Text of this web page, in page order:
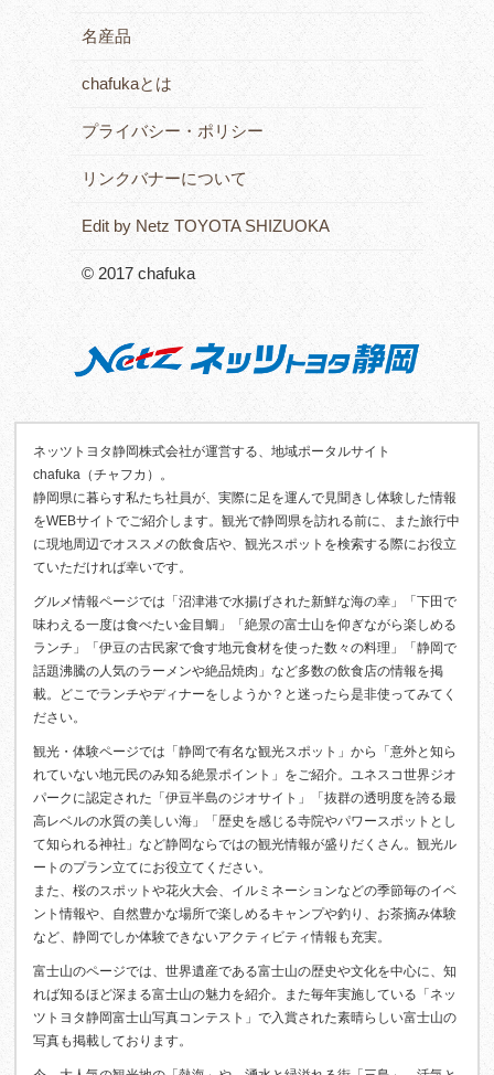
名産品
chafukaとは
プライバシー・ポリシー
リンクバナーについて
Edit by Netz TOYOTA SHIZUOKA
© 2017 chafuka
ネッツトヨタ静岡株式会社が運営する、地域ポータルサイト
chafuka（チャフカ）。
静岡県に暮らす私たち社員が、実際に足を運んで見聞きし体験した情報
をWEBサイトでご紹介します。観光で静岡県を訪れる前に、また旅行中
に現地周辺でオススメの飲食店や、観光スポットを検索する際にお役立
ていただければ幸いです。
グルメ情報ページでは「沼津港で水揚げされた新鮮な海の幸」「下田で
味わえる一度は食べたい金目鯛」「絶景の富士山を仰ぎながら楽しめる
ランチ」「伊豆の古民家で食す地元食材を使った数々の料理」「静岡で
話題沸騰の人気のラーメンや絶品焼肉」など多数の飲食店の情報を掲
載。どこでランチやディナーをしようか？と迷ったら是非使ってみてく
ださい。
観光・体験ページでは「静岡で有名な観光スポット」から「意外と知ら
れていない地元民のみ知る絶景ポイント」をご紹介。ユネスコ世界ジオ
パークに認定された「伊豆半島のジオサイト」「抜群の透明度を誇る最
高レベルの水質の美しい海」「歴史を感じる寺院やパワースポットとし
て知られる神社」など静岡ならではの観光情報が盛りだくさん。観光ル
ートのプラン立てにお役立てください。
また、桜のスポットや花火大会、イルミネーションなどの季節毎のイベ
ント情報や、自然豊かな場所で楽しめるキャンプや釣り、お茶摘み体験
など、静岡でしか体験できないアクティビティ情報も充実。
富士山のページでは、世界遺産である富士山の歴史や文化を中心に、知
れば知るほど深まる富士山の魅力を紹介。また毎年実施している「ネッ
ツトヨタ静岡富士山写真コンテスト」で入賞された素晴らしい富士山の
写真も掲載しております。